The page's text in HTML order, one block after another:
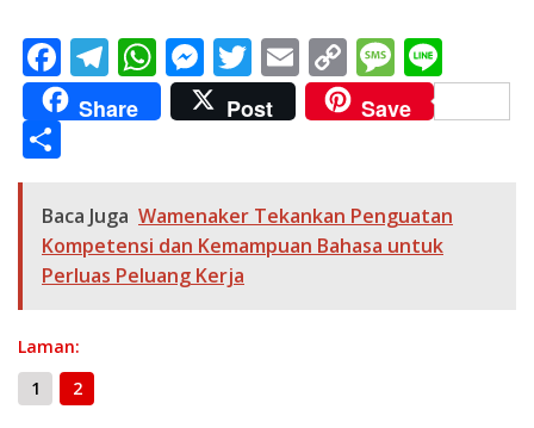
F
ac
e
o
o
k
T
el
e
a
m
W
h
at
A
p
p
M
e
ss
n
g
er
T
w
itt
E
m
ai
C
o
p
Li
n
M
e
ss
g
e
n
e
Share Post Save
ar
e
Baca Juga Wamenaker Tekankan Penguatan
Kompetensi dan Kemampuan Bahasa untuk
Perluas Peluang Kerja
Laman:
1
2